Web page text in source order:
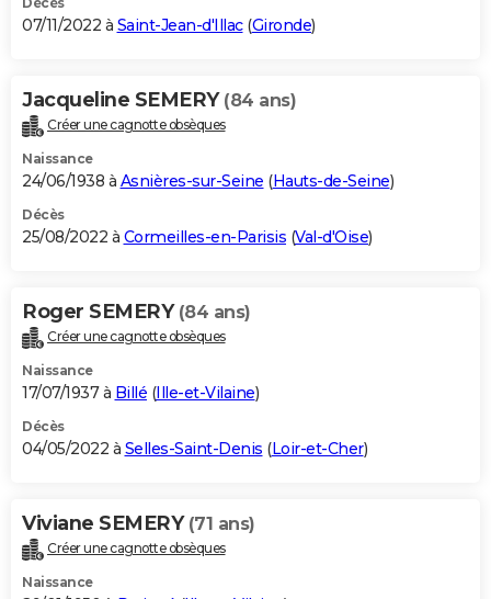
07/11/2022 à Saint-Jean-d'Illac(Gironde)
Jacqueline SEMERY (84 ans)
Créer une cagnotte obsèques
Naissance
24/06/1938 à Asnières-sur-Seine (Hauts-de-Seine)
Décès
25/08/2022 à Cormeilles-en-Parisis (Val-d'Oise)
Roger SEMERY (84 ans)
Créer une cagnotte obsèques
Naissance
17/07/1937 à Billé (Ille-et-Vilaine)
Décès
04/05/2022 à Selles-Saint-Denis (Loir-et-Cher)
Viviane SEMERY (71 ans)
Créer une cagnotte obsèques
Naissance